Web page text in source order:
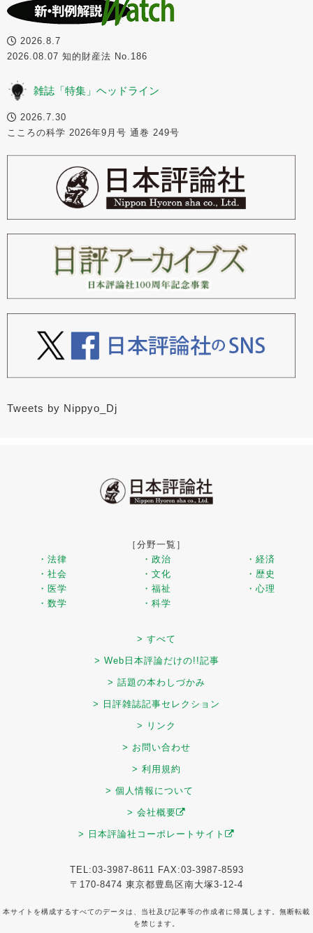
2026.8.7
2026.08.07 知的財産法 No.186
雑誌「特集」ヘッドライン
2026.7.30
こころの科学 2026年9月号 通巻 249号
Tweets by Nippyo_Dj
［分野一覧］
・法律
・政治
・経済
・社会
・文化
・歴史
・医学
・福祉
・心理
・数学
・科学
> すべて
> Web日本評論だけの!!記事
> 話題の本わしづかみ
> 日評雑誌記事セレクション
> リンク
> お問い合わせ
> 利用規約
> 個人情報について
> 会社概要
> 日本評論社コーポレートサイト
TEL:03-3987-8611 FAX:03-3987-8593
〒170-8474 東京都豊島区南大塚3-12-4
本サイトを構成するすべてのデータは、当社及び記事等の作成者に帰属します。無断転載
を禁じます。